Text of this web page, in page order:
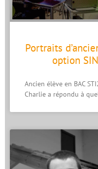
Portraits
option
Ancien élève en BAC
Charlie a répondu à